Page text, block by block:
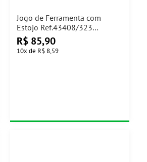
Jogo de Ferramenta com
Estojo Ref.43408/323
Tramontina
R$ 85,90
10x de R$ 8,59